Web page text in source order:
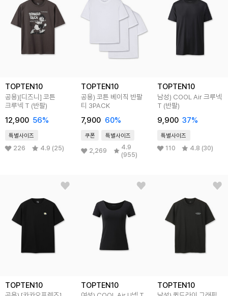
TOPTEN10
공용)[디즈니] 코튼
크루넥 T (반팔)
12,900 56%
특별사이즈
226 4.9 (25)
TOPTEN10
공용) 코튼 베이직 반팔
티 3PACK
7,900 60%
쿠폰 특별사이즈
2,269
4.9
(955)
TOPTEN10
남성) COOL Air 크루넥
T (반팔)
9,900 37%
특별사이즈
110 4.8 (30)
TOPTEN10 TOPTEN10 TOPTEN10